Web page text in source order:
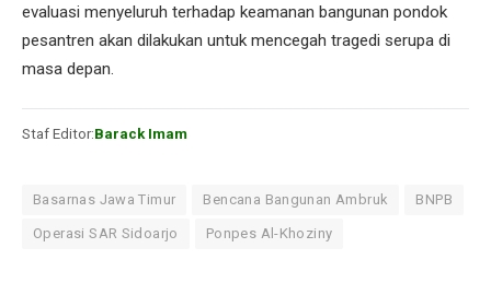
evaluasi menyeluruh terhadap keamanan bangunan pondok
pesantren akan dilakukan untuk mencegah tragedi serupa di
masa depan.
Staf Editor:Barack Imam
Basarnas Jawa Timur Bencana Bangunan Ambruk BNPB
Operasi SAR Sidoarjo Ponpes Al-Khoziny